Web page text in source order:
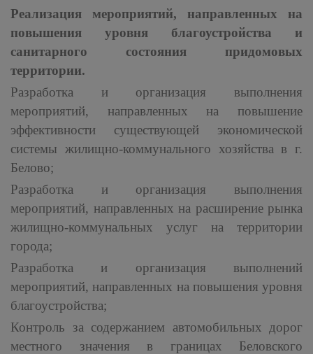
Реализация мероприятий, направленных на
повышения уровня благоустройства и
санитарного состояния придомовых
территории.
Разработка и организация выполнения
мероприятий, направленных на повышение
эффективности существующей экономической
системы жилищно-коммунального хозяйства в г.
Белово;
Разработка и организация выполнения
мероприятий, направленных на расширение рынка
жилищно-коммунальных услуг на территории
города;
Разработка и организация выполнений
мероприятий, направленных на повышения уровня
благоустройства;
Контроль за содержанием автомобильных дорог
местного значения в границах Беловского